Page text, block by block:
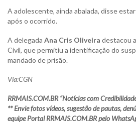
A adolescente, ainda abalada, disse
após o ocorrido.
A delegada Ana Cris Oliveira destacou
Civil, que permitiu a identificação do
mandado de prisão.
Via:CGN
RRMAIS.COM.BR “Notícias com
** Envie fotos vídeos, sugestão de pautas,
equipe Portal RRMAIS.COM.BR pelo